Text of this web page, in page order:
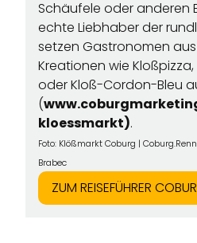
Schäufele oder anderen
echte Liebhaber der
setzen Gastronomen
Kreationen wie
oder Kloß-Cordon-Bleu
(
kloessmarkt).
Foto: Klößmarkt Coburg |
Brabec
ZUM REISEFÜHRER